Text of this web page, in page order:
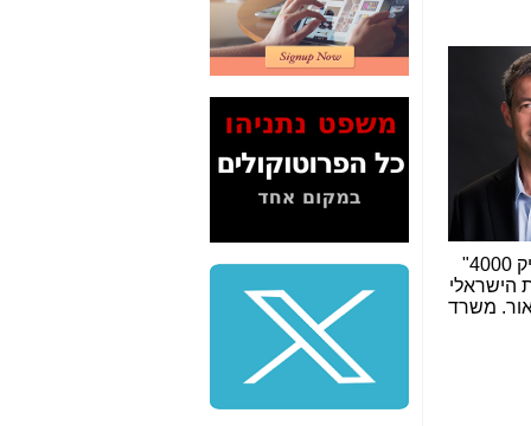
(שניהם "עדי מפתח" ב"תיק 4000"
הישראלי
משרד
2" על תעלולי השר
משה כחלון -כאן
המשך חשיפת הבלוף
ששמו "מהפיכת
הסלולר" ואיך מסרסים
את הנתונים לציבור -
כאן
סיכום ביקור בסיליקון
משקיעות ומפתחות
באותם תחומים -כאן
שלמה פילבר (עד
לאחרונה מנכ"ל משרד
התקשורת) - עד
מדינה? הצחקתם